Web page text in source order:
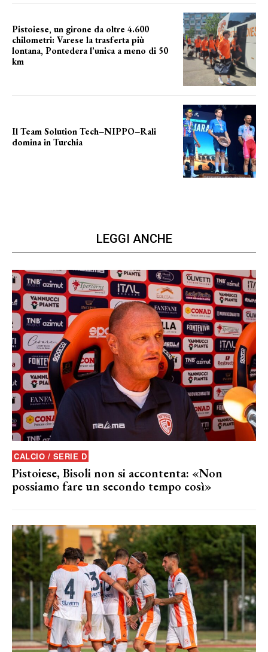
Pistoiese, un girone da oltre 4.600
chilometri: Varese la trasferta più
lontana, Pontedera l’unica a meno di 50
km
Il Team Solution Tech–NIPPO–Rali
domina in Turchia
LEGGI ANCHE
CALCIO / SERIE D
Pistoiese, Bisoli non si accontenta: «Non
possiamo fare un secondo tempo così»